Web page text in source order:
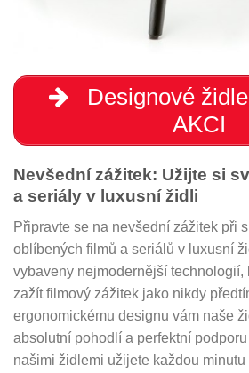
Designové
AKCI
Nevšední zážitek: Užijte si
a seriály v luxusní židli
Připravte se na nevšední zážitek při
oblíbených filmů a seriálů v luxusní
vybaveny nejmodernější technologií,
zažít filmový zážitek jako nikdy
ergonomickému designu vám naše
absolutní pohodlí a perfektní
našimi židlemi užijete každou